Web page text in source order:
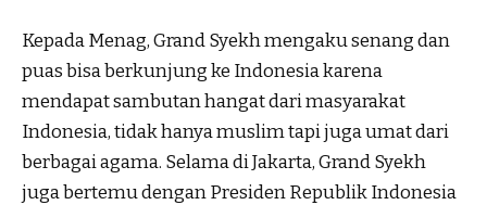
Kepada Menag, Grand Syekh mengaku senang dan
puas bisa berkunjung ke Indonesia karena
mendapat sambutan hangat dari masyarakat
Indonesia, tidak hanya muslim tapi juga umat dari
berbagai agama. Selama di Jakarta, Grand Syekh
juga bertemu dengan Presiden Republik Indonesia